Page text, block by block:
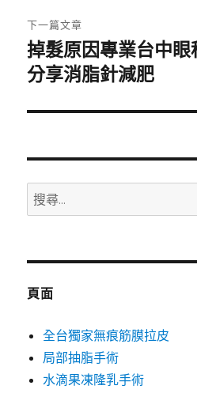
章:
下一篇文章
下
一
文
掉髮原因專業台中
分享消脂針減肥
搜
尋
鍵
頁面
全台獨家無痕筋膜拉皮
局部抽脂手術
水滴果凍隆乳手術